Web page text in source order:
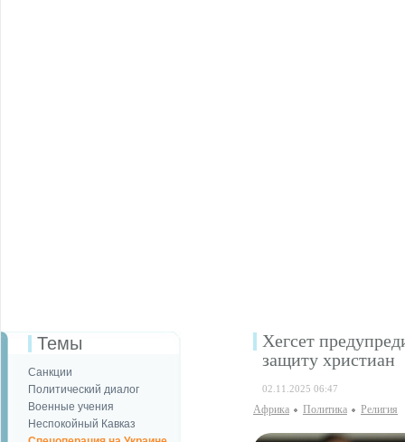
Темы
Санкции
Политический диалог
Военные учения
Неспокойный Кавказ
Хегсет
защиту христиан
02.11.2025 06:47
Африка Политика Религия